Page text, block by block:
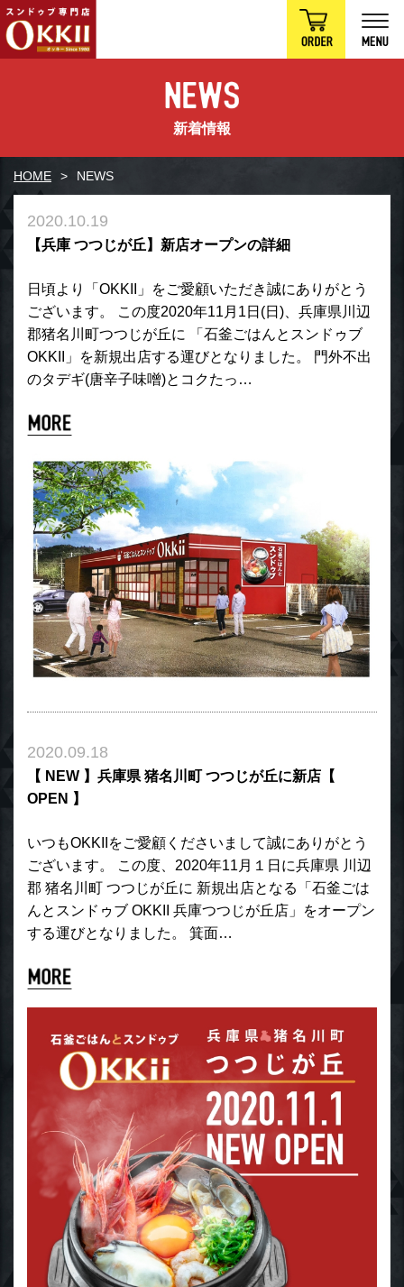
新着情報
HOME NEWS
2020.10.19
【兵庫 つつじが丘】新店オープンの詳細
日頃より「OKKII」をご愛顧いただき誠にありがとう
ございます。 この度2020年11月1日(日)、兵庫県川辺
郡猪名川町つつじが丘に 「石釜ごはんとスンドゥブ
OKKII」を新規出店する運びとなりました。 門外不出
のタデギ(唐辛子味噌)とコクたっ…
2020.09.18
【 NEW 】兵庫県 猪名川町 つつじが丘に新店【
OPEN 】
いつもOKKIIをご愛顧くださいまして誠にありがとう
ございます。 この度、2020年11月１日に兵庫県 川辺
郡 猪名川町 つつじが丘に 新規出店となる「石釜ごは
んとスンドゥブ OKKII 兵庫つつじが丘店」をオープン
する運びとなりました。 箕面…